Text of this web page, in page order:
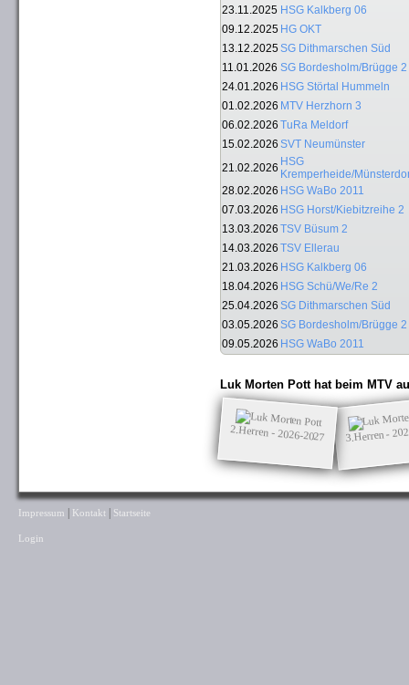
23.11.2025 HSG Kalkberg 06
09.12.2025 HG OKT
13.12.2025SG Dithmarschen Süd
11.01.2026 SG Bordesholm/Brügge 2
24.01.2026 HSG Störtal Hummeln
01.02.2026 MTV Herzhorn 3
06.02.2026 TuRa Meldorf
15.02.2026 SVT Neumünster
21.02.2026 HSG
Kremperheide/
28.02.2026 HSG WaBo 2011
07.03.2026 HSG Horst/Kiebitzreihe 2
13.03.2026 TSV Büsum 2
14.03.2026 TSV Ellerau
21.03.2026 HSG Kalkberg 06
18.04.2026 HSG Schü/We/Re 2
25.04.2026 SG Dithmarschen Süd
03.05.2026 SG Bordesholm/Brügge 2
09.05.2026 HSG WaBo 2011
Luk Morten Pott hat beim MTV
2.Herren - 2026-2027 3.Herren -
Impressum | Kontakt | Startseite
Login